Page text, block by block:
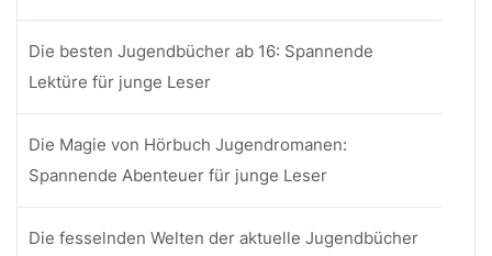
Die besten Jugendbücher ab 16: Spannende
Lektüre für junge Leser
Die Magie von Hörbuch Jugendromanen:
Spannende Abenteuer für junge Leser
Die fesselnden Welten der aktuelle Jugendbücher